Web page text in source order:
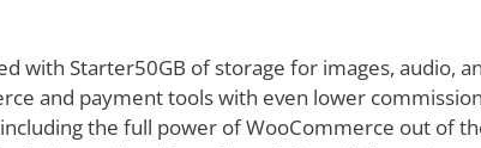
with Starter50GB of storage for images, audio,
and payment tools with even lower
the full power of WooCommerce out of